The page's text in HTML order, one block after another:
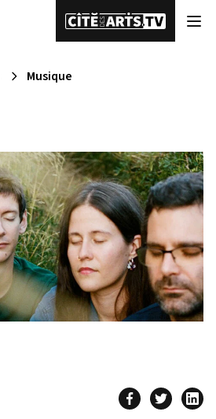
Musique